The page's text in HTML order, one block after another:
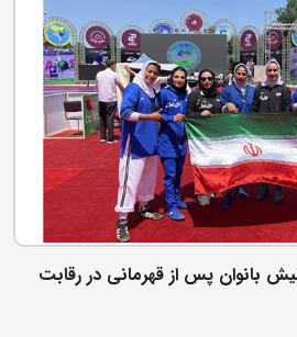
بانوان پس از قهرمانی در رقابت